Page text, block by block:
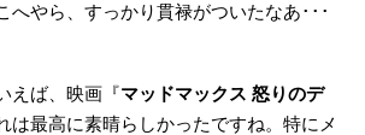
へやら、すっかり貫禄がついたなあ･･･
えば、映画『マッドマックス 怒りのデ
は最高に素晴らしかったですね。特にメ